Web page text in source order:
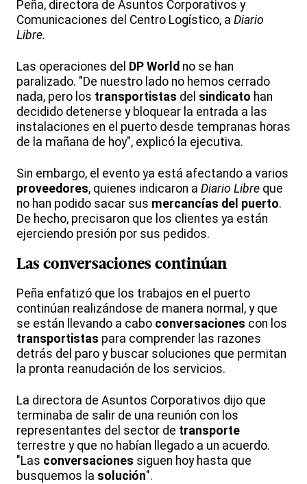
Peña, directora de Asuntos Corporativos y
Comunicaciones del Centro Logístico, a Diario
Libre.
Las operaciones del DP World no se han
paralizado. "De nuestro lado no hemos cerrado
nada, pero los transportistas del sindicato han
decidido detenerse y bloquear la entrada a las
instalaciones en el puerto desde tempranas horas
de la mañana de hoy", explicó la ejecutiva.
Sin embargo, el evento ya está afectando a varios
proveedores, quienes indicaron a Diario Libre que
no han podido sacar sus mercancías del puerto.
De hecho, precisaron que los clientes ya están
ejerciendo presión por sus pedidos.
Las conversaciones continúan
Peña enfatizó que los trabajos en el puerto
continúan realizándose de manera normal, y que
se están llevando a cabo conversaciones con los
transportistas para comprender las razones
detrás del paro y buscar soluciones que permitan
la pronta reanudación de los servicios.
La directora de Asuntos Corporativos dijo que
terminaba de salir de una reunión con los
representantes del sector de transporte
terrestre y que no habían llegado a un acuerdo.
"Las conversaciones siguen hoy hasta que
busquemos la solución".